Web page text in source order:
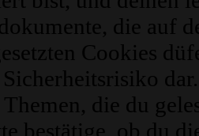
die auf
Cookies
die du
bestätige, ob du